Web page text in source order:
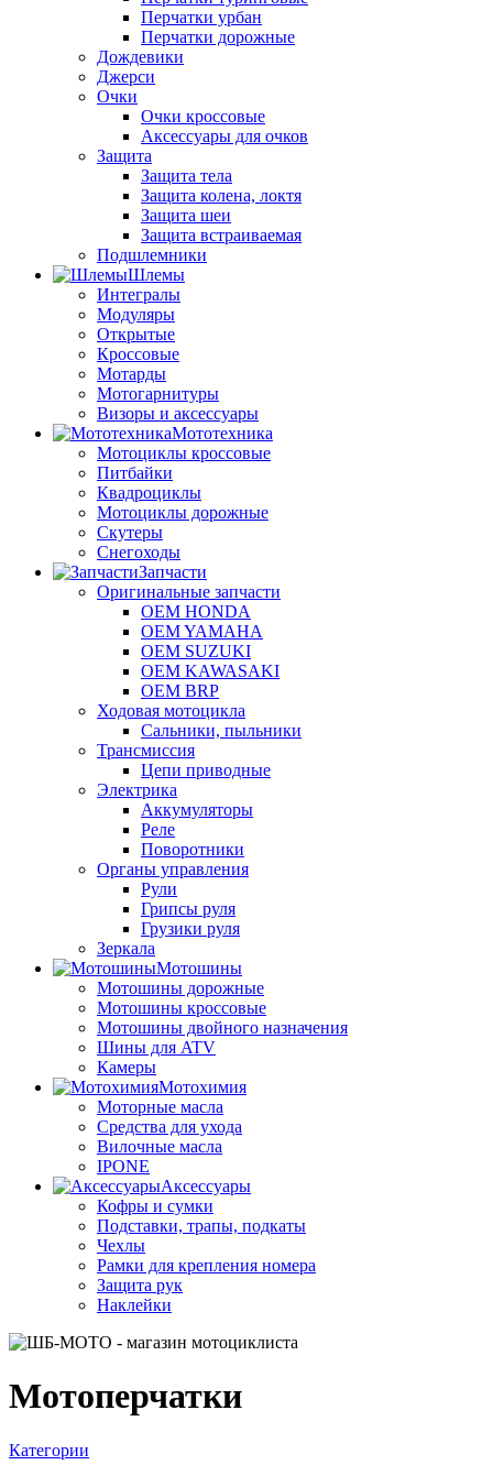
Перчатки урбан
Перчатки дорожные
Дождевики
Джерси
Очки
Очки кроссовые
Аксессуары для очков
Защита
Защита тела
Защита колена, локтя
Защита шеи
Защита встраиваемая
Подшлемники
Шлемы
Интегралы
Модуляры
Открытые
Кроссовые
Мотарды
Мотогарнитуры
Визоры и аксессуары
Мототехника
Мотоциклы кроссовые
Питбайки
Квадроциклы
Мотоциклы дорожные
Скутеры
Снегоходы
Запчасти
Оригинальные запчасти
OEM HONDA
OEM YAMAHA
OEM SUZUKI
OEM KAWASAKI
OEM BRP
Ходовая мотоцикла
Сальники, пыльники
Трансмиссия
Цепи приводные
Электрика
Аккумуляторы
Реле
Поворотники
Органы управления
Рули
Грипсы руля
Грузики руля
Зеркала
Мотошины
Мотошины дорожные
Мотошины кроссовые
Мотошины двойного назначения
Шины для ATV
Камеры
Мотохимия
Моторные масла
Средства для ухода
Вилочные масла
IPONE
Аксессуары
Кофры и сумки
Подставки, трапы, подкаты
Чехлы
Рамки для крепления номера
Защита рук
Наклейки
Мотоперчатки
Категории